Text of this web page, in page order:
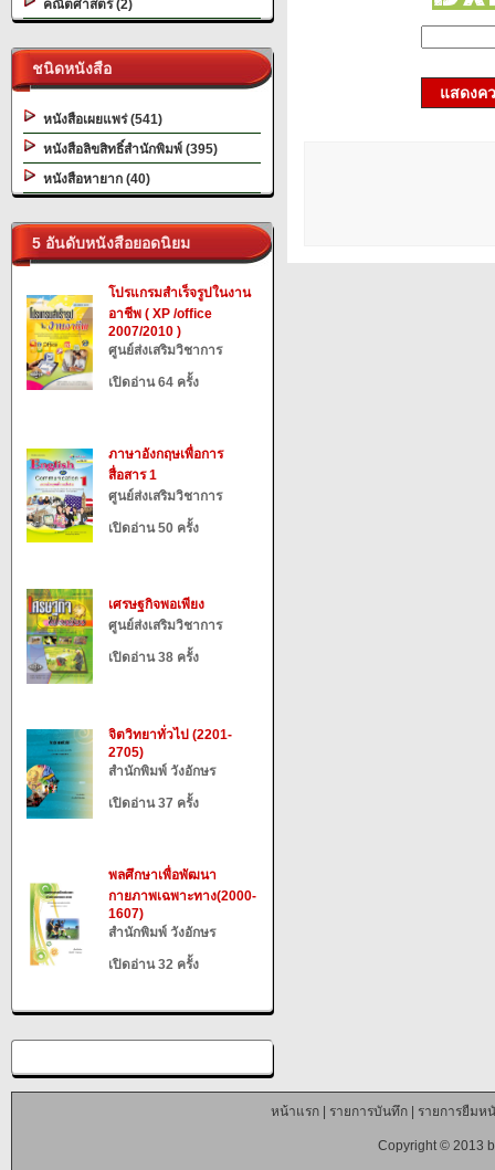
คณิตศาสตร์ (2)
ชนิดหนังสือ
หนังสือเผยแพร่ (541)
หนังสือลิขสิทธิ์สำนักพิมพ์ (395)
หนังสือหายาก (40)
5 อันดับหนังสือยอดนิยม
โปรแกรมสำเร็จรูปในงาน
อาชีพ ( XP /office
2007/2010 )
ศูนย์ส่งเสริมวิชาการ
เปิดอ่าน 64 ครั้ง
ภาษาอังกฤษเพื่อการ
สื่อสาร 1
ศูนย์ส่งเสริมวิชาการ
เปิดอ่าน 50 ครั้ง
เศรษฐกิจพอเพียง
ศูนย์ส่งเสริมวิชาการ
เปิดอ่าน 38 ครั้ง
จิตวิทยาทั่วไป (2201-
2705)
สำนักพิมพ์ วังอักษร
เปิดอ่าน 37 ครั้ง
พลศึกษาเพื่อพัฒนา
กายภาพเฉพาะทาง(2000-
1607)
สำนักพิมพ์ วังอักษร
เปิดอ่าน 32 ครั้ง
แสดงค
หน้าแรก| รายการบันทึก| รายการยืมห
Copyright © 2013